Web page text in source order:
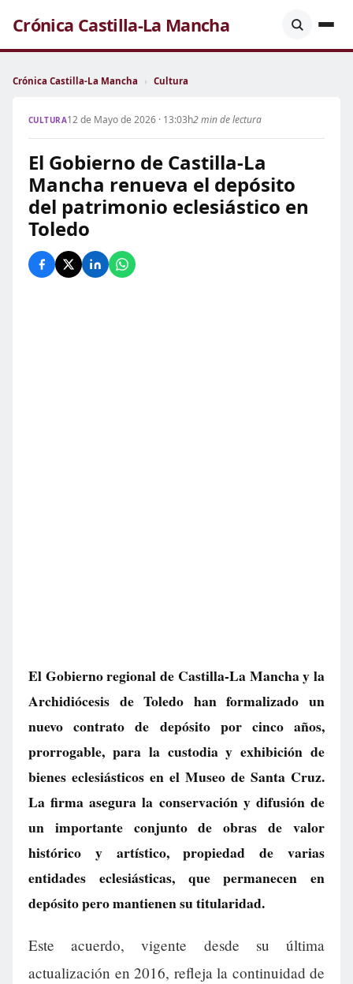
Crónica Castilla-La Mancha
Crónica Castilla-La Mancha › Cultura
CULTURA12 de Mayo de 2026 · 13:03h2 min de lectura
El Gobierno de Castilla-La
Mancha renueva el depósito
del patrimonio eclesiástico en
Toledo
El Gobierno regional de Castilla-La Mancha y la
Archidiócesis de Toledo han formalizado un
nuevo contrato de depósito por cinco años,
prorrogable, para la custodia y exhibición de
bienes eclesiásticos en el Museo de Santa Cruz.
La firma asegura la conservación y difusión de
un importante conjunto de obras de valor
histórico y artístico, propiedad de varias
entidades eclesiásticas, que permanecen en
depósito pero mantienen su titularidad.
Este acuerdo, vigente desde su última
actualización en 2016, refleja la continuidad de